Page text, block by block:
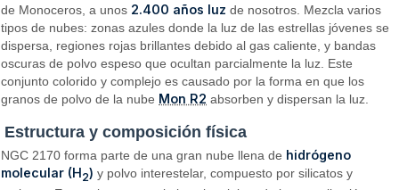
de Monoceros, a unos 2.400 años luz de nosotros. Mezcla varios
tipos de nubes: zonas azules donde la luz de las estrellas jóvenes se
dispersa, regiones rojas brillantes debido al gas caliente, y bandas
oscuras de polvo espeso que ocultan parcialmente la luz. Este
conjunto colorido y complejo es causado por la forma en que los
granos de polvo de la nube Mon R2 absorben y dispersan la luz.
Estructura y composición física
NGC 2170 forma parte de una gran nube llena de hidrógeno
molecular (H2) y polvo interestelar, compuesto por silicatos y